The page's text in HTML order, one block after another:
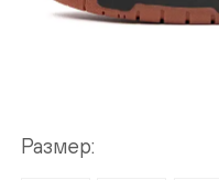
Размер